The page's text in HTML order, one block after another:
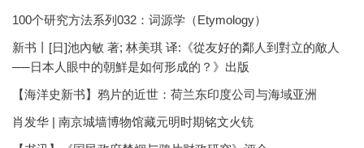
100个研究方法系列032：词源学（Etymology）
新书丨[日]池內敏 著; 林美琪 译:《從友好的鄰人到對立的敵人
──日本人眼中的朝鮮是如何形成的？》出版
【海洋史新书】鸦片的近世：荷兰东印度公司与海域亚洲
肖发华 | 南京城墙博物馆藏元明时期铭文火铳